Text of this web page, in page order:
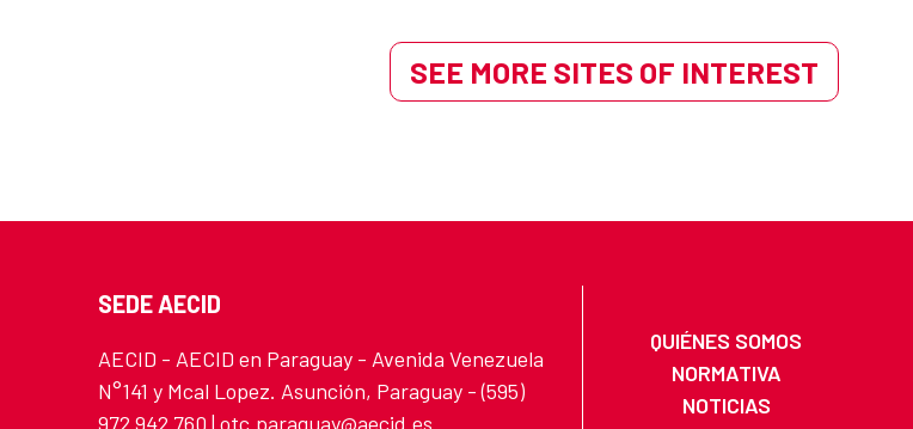
SEE MORE SITES OF INTEREST
SEDE AECID
AECID - AECID en Paraguay - Avenida Venezuela
N°141 y Mcal Lopez. Asunción, Paraguay - (595)
972 942 760 | otc.paraguay@aecid.es
QUIÉNES SOMOS
NORMATIVA
NOTICIAS